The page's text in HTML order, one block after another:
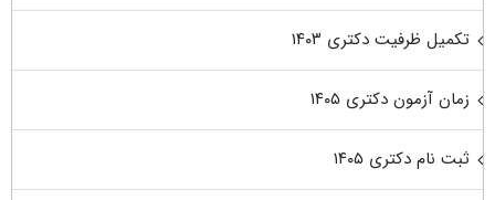
تکمیل ظرفیت دکتری ۱۴۰۳
زمان آزمون دکتری ۱۴۰۵
ثبت نام دکتری ۱۴۰۵